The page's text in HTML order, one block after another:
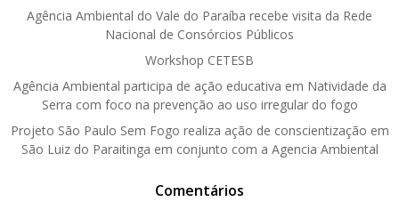
Agência Ambiental do Vale do Paraíba recebe visita da Rede
Nacional de Consórcios Públicos
Workshop CETESB
Agência Ambiental participa de ação educativa em Natividade da
Serra com foco na prevenção ao uso irregular do fogo
Projeto São Paulo Sem Fogo realiza ação de conscientização em
São Luiz do Paraitinga em conjunto com a Agencia Ambiental
Comentários